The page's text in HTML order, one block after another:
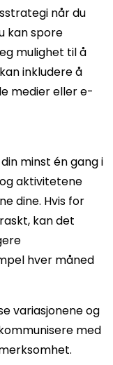
når du
kan spore
mulighet til å
inkludere å
medier eller e-
minst én gang i
aktivitetene
dine. Hvis for
kan det
hver måned
variasjonene og
med